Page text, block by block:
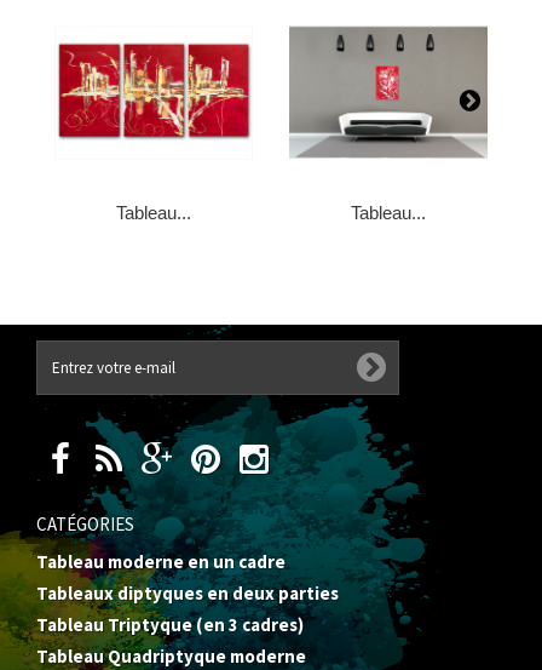
Tableau... Tableau...
CATÉGORIES
Tableau moderne en un cadre
Tableaux diptyques en deux parties
Tableau Triptyque (en 3 cadres)
Tableau Quadriptyque moderne